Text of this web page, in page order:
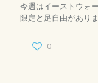
今週はイーストウォ
限定と足自由があり
0